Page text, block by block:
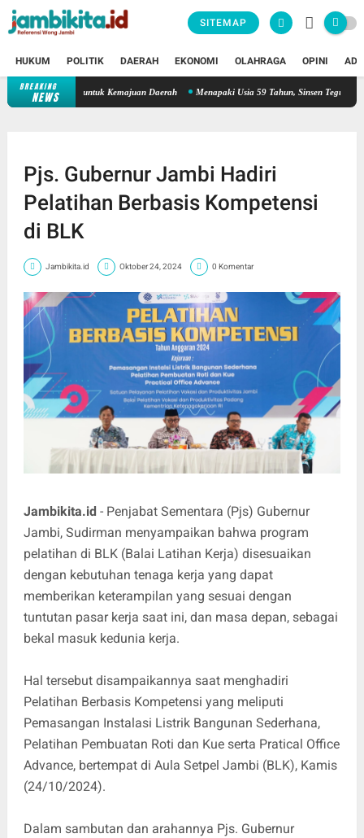
SITEMAP
HUKUM POLITIK DAERAH EKONOMI OLAHRAGA OPINI
BREAKING
NEWS Bank 9 Jambi Bukan Nomor Dua: Ini Bank Nomor Satu untuk
Pjs. Gubernur Jambi Hadiri
Pelatihan Berbasis Kompetensi
di BLK
Jambikita.id Oktober 24, 2024 0 Komentar
Jambikita.id- Penjabat Sementara (Pjs) Gubernur
Jambi, Sudirman menyampaikan bahwa program
pelatihan di BLK (Balai Latihan Kerja) disesuaikan
dengan kebutuhan tenaga kerja yang dapat
memberikan keterampilan yang sesuai dengan
tuntutan pasar kerja saat ini, dan masa depan, sebagai
bekal masuk kedunia kerja.
Hal tersebut disampaikannya saat menghadiri
Pelatihan Berbasis Kompetensi yang meliputi
Pemasangan Instalasi Listrik Bangunan Sederhana,
Pelatihan Pembuatan Roti dan Kue serta Pratical Office
Advance, bertempat di Aula Setpel Jambi (BLK), Kamis
(24/10/2024).
Dalam sambutan dan arahannya Pjs. Gubernur